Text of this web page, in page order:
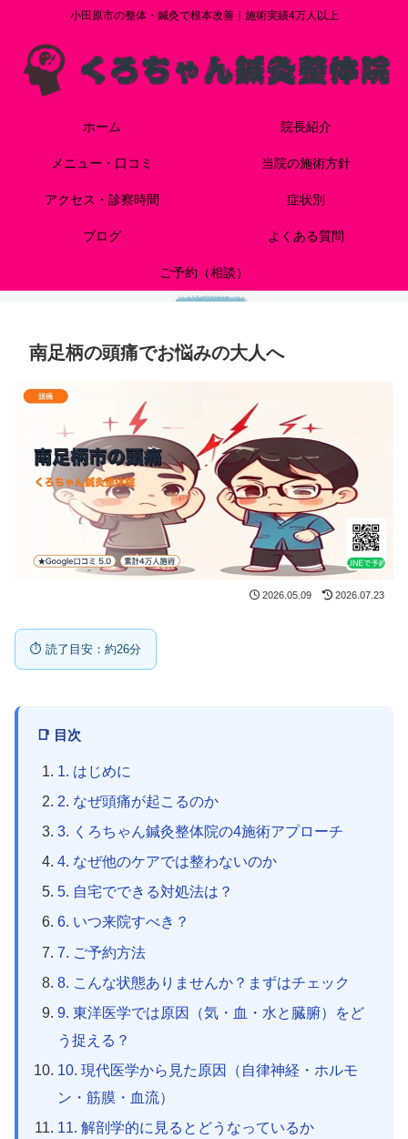
小田原市の整体・鍼灸で根本改善｜施術実績4万人以上
ホーム 院長紹介
メニュー・口コミ 当院の施術方針
アクセス・診察時間 症状別
ブログ よくある質問
ご予約（相談）
南足柄の頭痛でお悩みの大人へ
2026.05.09 2026.07.23
⏱ 読了目安：約26分
📑 目次
1. はじめに
2. なぜ頭痛が起こるのか
3. くろちゃん鍼灸整体院の4施術アプローチ
4. なぜ他のケアでは整わないのか
5. 自宅でできる対処法は？
6. いつ来院すべき？
7. ご予約方法
8. こんな状態ありませんか？まずはチェック
9. 東洋医学では原因（気・血・水と臓腑）をど
う捉える？
10. 現代医学から見た原因（自律神経・ホルモ
ン・筋膜・血流）
11. 解剖学的に見るとどうなっているか